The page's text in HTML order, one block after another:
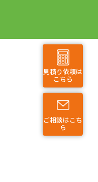
見積り依頼は
こちら
ご相談はこち
ら